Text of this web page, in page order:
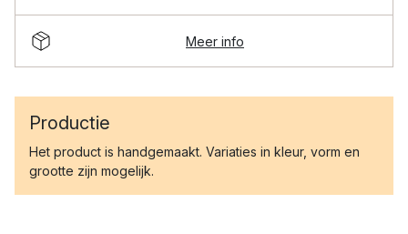
Meer info
Productie
Het product is handgemaakt. Variaties in kleur, vorm en
grootte zijn mogelijk.